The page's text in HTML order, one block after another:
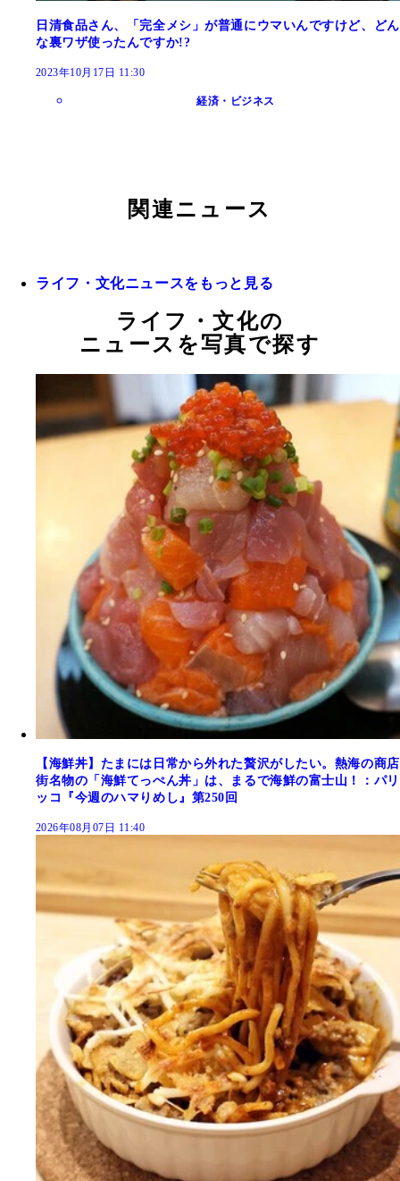
日清食品さん、「完全メシ」が普通にウマいんですけど、どん
な裏ワザ使ったんですか!?
2023年10月17日 11:30
経済・ビジネス
関連ニュース
ライフ・文化ニュースをもっと見る
ライフ・文化の
ニュースを写真で探す
【海鮮丼】たまには日常から外れた贅沢がしたい。熱海の商店
街名物の「海鮮てっぺん丼」は、まるで海鮮の富士山！：パリ
ッコ『今週のハマりめし』第250回
2026年08月07日 11:40